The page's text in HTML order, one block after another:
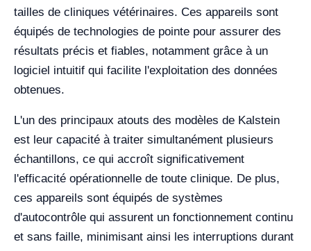
tailles de cliniques vétérinaires. Ces appareils sont
équipés de technologies de pointe pour assurer des
résultats précis et fiables, notamment grâce à un
logiciel intuitif qui facilite l'exploitation des données
obtenues.
L'un des principaux atouts des modèles de Kalstein
est leur capacité à traiter simultanément plusieurs
échantillons, ce qui accroît significativement
l'efficacité opérationnelle de toute clinique. De plus,
ces appareils sont équipés de systèmes
d'autocontrôle qui assurent un fonctionnement continu
et sans faille, minimisant ainsi les interruptions durant